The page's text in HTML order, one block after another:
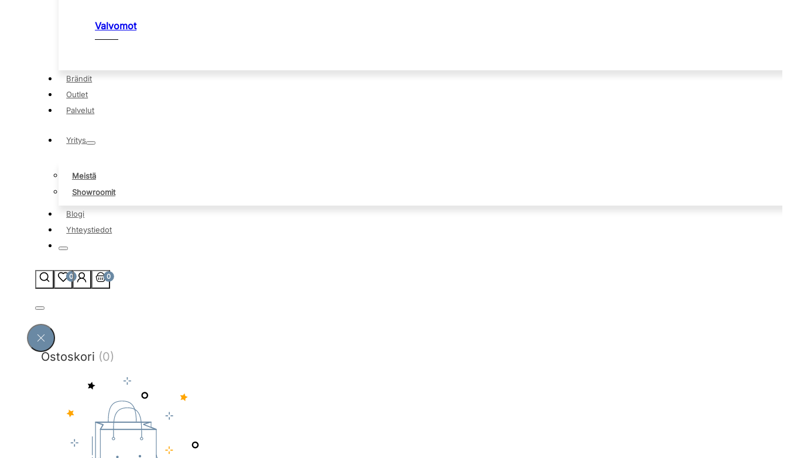
Valvomot
Brändit
Outlet
Palvelut
Yritys
Meistä
Showroomit
Blogi
Yhteystiedot
0 0
Ostoskori (0)